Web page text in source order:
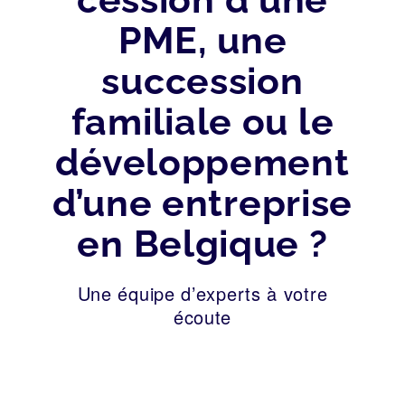
PME, une
succession
familiale ou le
développement
d’une entreprise
en Belgique ?
Une équipe d’experts à votre
écoute